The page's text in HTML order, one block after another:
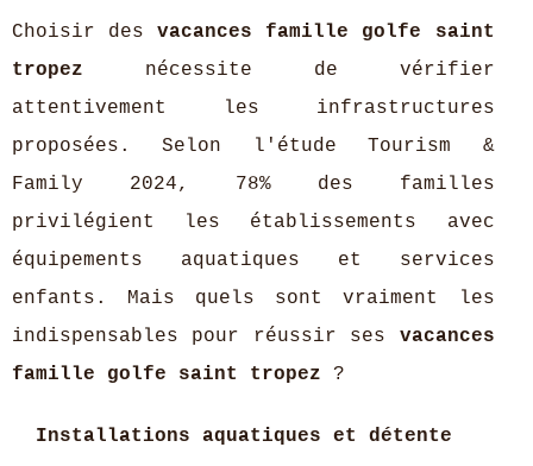
Choisir desvacances famille golfe saint
tropez nécessite de vérifier
attentivement les infrastructures
proposées. Selon l'étude Tourism &
Family 2024, 78% des familles
privilégient les établissements avec
équipements aquatiques et services
enfants. Mais quels sont vraiment les
indispensables pour réussir ses vacances
famille golfe saint tropez ?
Installations aquatiques et détente